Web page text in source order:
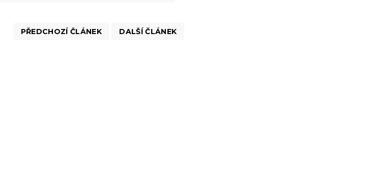
PŘEDCHOZÍ ČLÁNEK DALŠÍ ČLÁNEK